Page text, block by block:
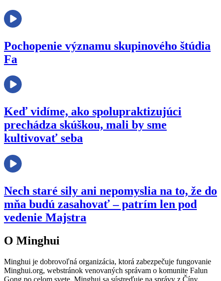
Pochopenie významu skupinového štúdia
Fa
Keď vidíme, ako spolupraktizujúci
prechádza skúškou, mali by sme
kultivovať seba
Nech staré sily ani nepomyslia na to, že do
mňa budú zasahovať – patrím len pod
vedenie Majstra
O Minghui
Minghui je dobrovoľná organizácia, ktorá zabezpečuje fungovanie
Minghui.org, webstránok venovaných správam o komunite Falun
Gong po celom svete. Minghui sa sústreďuje na správy z Číny.